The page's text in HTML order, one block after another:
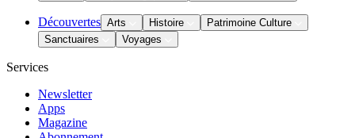
Découvertes Arts Histoire
Patrimoine Culture
Sanctuaires
Voyages
Services
Newsletter
Apps
Magazine